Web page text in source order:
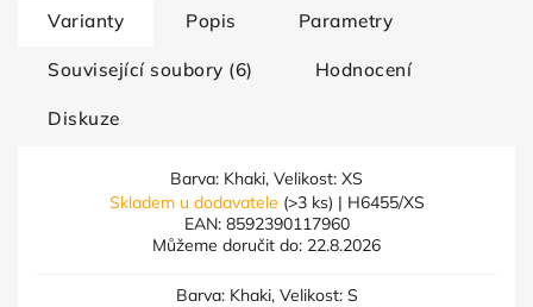
Varianty Popis Parametry
Související soubory (6) Hodnocení
Diskuze
Barva: Khaki, Velikost: XS
Skladem u dodavatele (>3 ks) | H6455/XS
EAN: 8592390117960
Můžeme doručit do: 22.8.2026
Barva: Khaki, Velikost: S